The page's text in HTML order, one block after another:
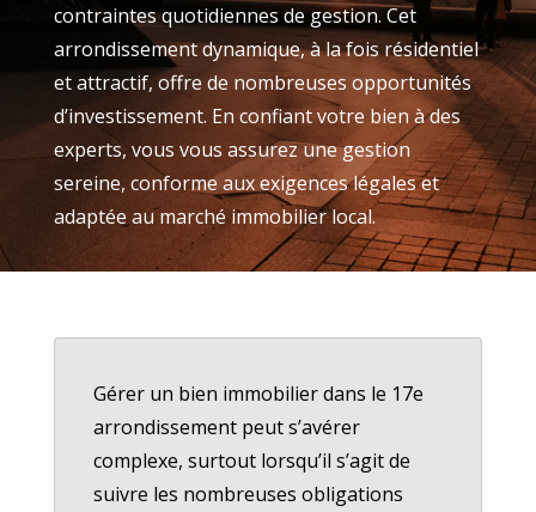
contraintes quotidiennes de gestion. Cet
arrondissement dynamique, à la fois résidentiel
et attractif, offre de nombreuses opportunités
d’investissement. En confiant votre bien à des
experts, vous vous assurez une gestion
sereine, conforme aux exigences légales et
adaptée au marché immobilier local.
Gérer un bien immobilier dans le 17e
arrondissement peut s’avérer
complexe, surtout lorsqu’il s’agit de
suivre les nombreuses obligations